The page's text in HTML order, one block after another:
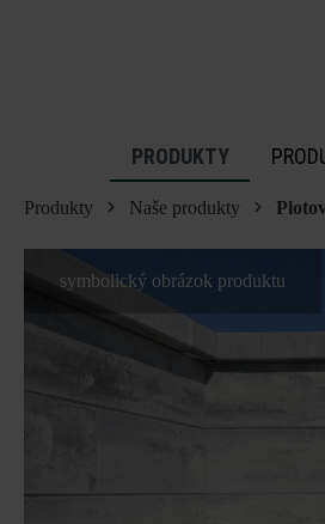
PRODUKTY
Produkty Naše produkty
symbolický obrázok produktu